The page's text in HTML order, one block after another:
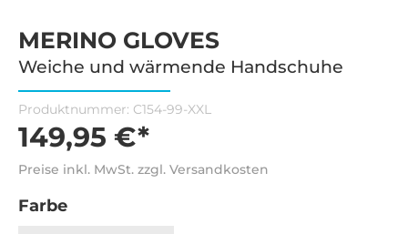
MERINO GLOVES
Weiche und wärmende Handschuhe
Produktnummer: C154-99-XXL
149,95 €*
Preise inkl. MwSt. zzgl. Versandkosten
Farbe